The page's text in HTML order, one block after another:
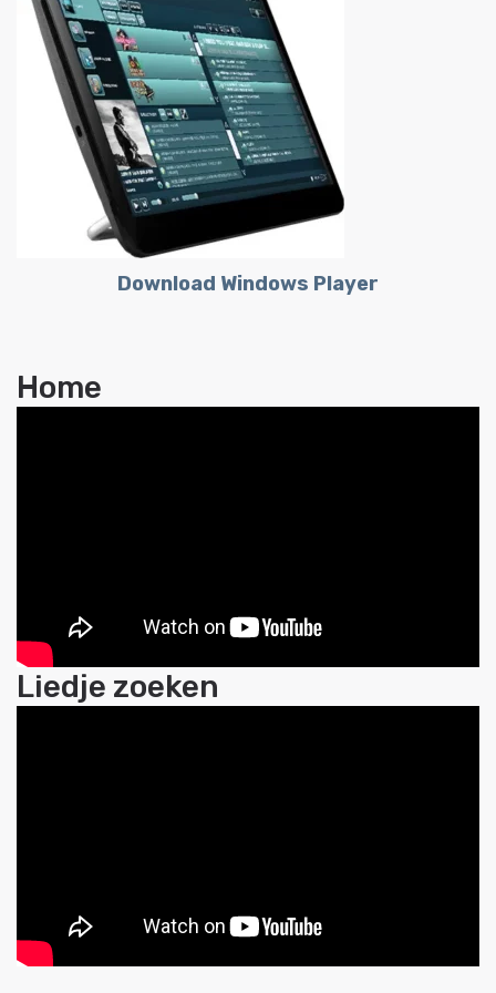
Download Windows Player
Home
Liedje zoeken